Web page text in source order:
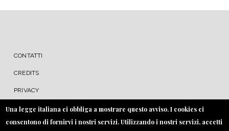
MENU FOOTER
CONTATTI
CREDITS
PRIVACY
COOKIE
Una legge italiana ci obbliga a mostrare questo avviso. I cookies ci
consentono di fornirvi i nostri servizi. Utilizzando i nostri servizi, accetti